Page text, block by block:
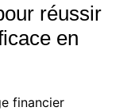
réussir
en
financier